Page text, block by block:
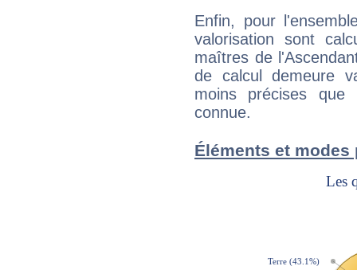
Enfin, pour
valorisation sont
maîtres de
de calcul demeure
moins précises que
connue.
Éléments et modes